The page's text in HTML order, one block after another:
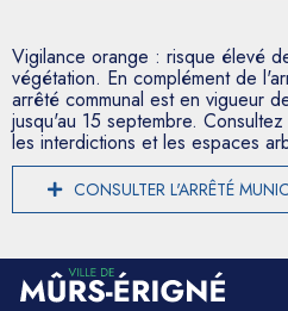
Vigilance orange : risque élevé
végétation. En complément de
arrêté communal est en vigueur
jusqu'au 15 septembre.
les interdictions et les espaces
CONSULTER L'ARRÊTÉ